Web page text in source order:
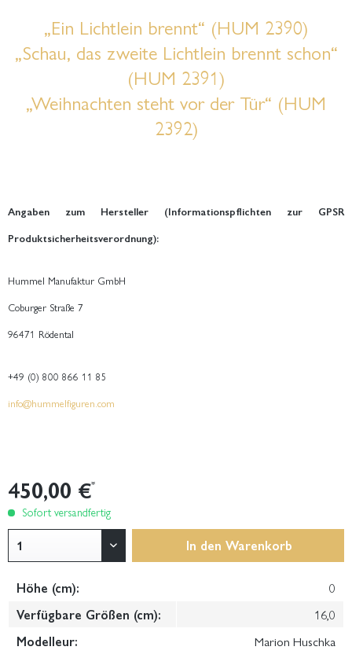
„Ein Lichtlein brennt“ (HUM 2390)
„Schau, das zweite Lichtlein brennt schon“
(HUM 2391)
„Weihnachten steht vor der Tür“ (HUM
2392)
Angaben zum Hersteller (Informationspflichten zur GPSR
Produktsicherheitsverordnung):
Hummel Manufaktur GmbH
Coburger Straße 7
96471 Rödental
+49 (0) 800 866 11 85
info@hummelfiguren.com
450,00 €*
Sofort versandfertig
In den Warenkorb
Höhe (cm):
0
Verfügbare Größen (cm):
16,0
Modelleur:
Marion Huschka